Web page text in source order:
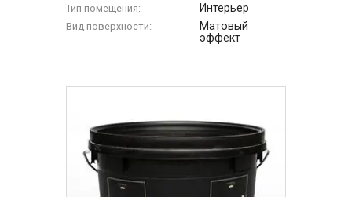
Тип помещения: Интерьер
Вид поверхности:
Матовый
эффект